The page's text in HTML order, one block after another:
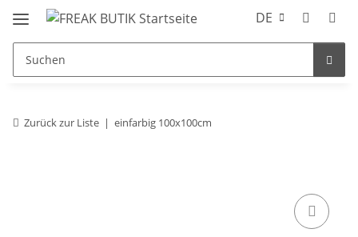
DE
Zurück zur Liste einfarbig 100x100cm